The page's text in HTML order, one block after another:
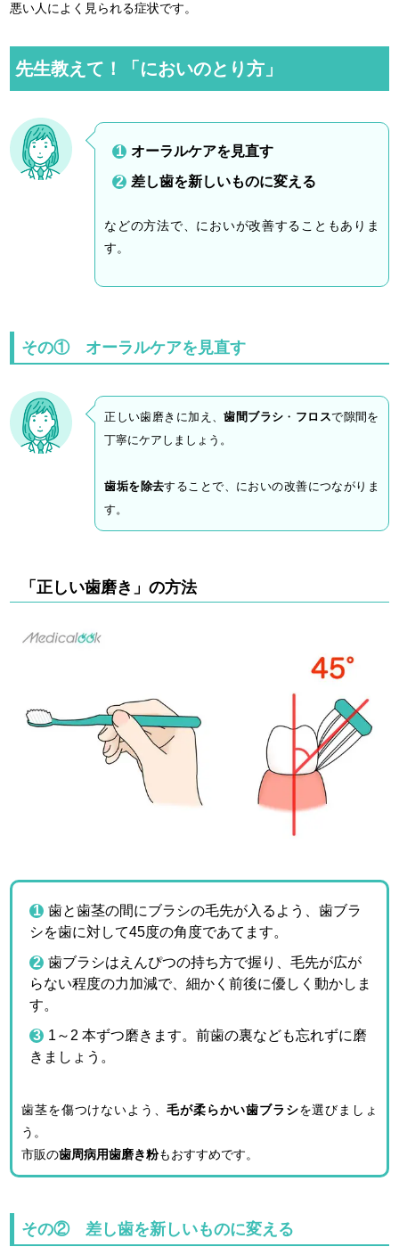
悪い人によく見られる症状です。
先生教えて！「においのとり方」
オーラルケアを見直す
差し歯を新しいものに変える
などの方法で、においが改善することもありま
す。
その① オーラルケアを見直す
正しい歯磨きに加え、歯間ブラシ ・ フロスで隙間を
丁寧にケアしましょう。
歯垢を除去することで、においの改善につながりま
す。
「正しい歯磨き」の方法
歯と歯茎の間にブラシの毛先が入るよう、歯ブラ
シを歯に対して45度の角度であてます。
歯ブラシはえんぴつの持ち方で握り、毛先が広が
らない程度の力加減で、細かく前後に優しく動かしま
す。
1～2 本ずつ磨きます。前歯の裏なども忘れずに磨
きましょう。
歯茎を傷つけないよう、毛が柔らかい歯ブラシを選びましょ
う。
市販の歯周病用歯磨き粉もおすすめです。
その② 差し歯を新しいものに変える